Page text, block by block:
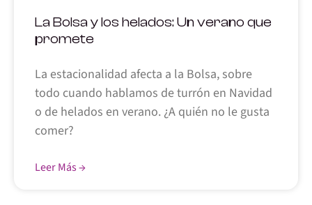
La Bolsa y los helados: Un verano que
promete
La estacionalidad afecta a la Bolsa, sobre
todo cuando hablamos de turrón en Navidad
o de helados en verano. ¿A quién no le gusta
comer?
Leer Más →